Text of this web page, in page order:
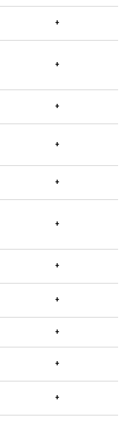
+
+
+
+
+
+
+
+
+
+
+